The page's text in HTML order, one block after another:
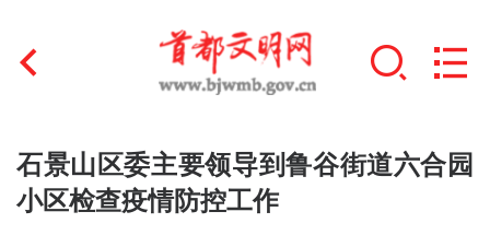
首页
文明创建
石景山区委主要领导到鲁谷街道六合园
小区检查疫情防控工作